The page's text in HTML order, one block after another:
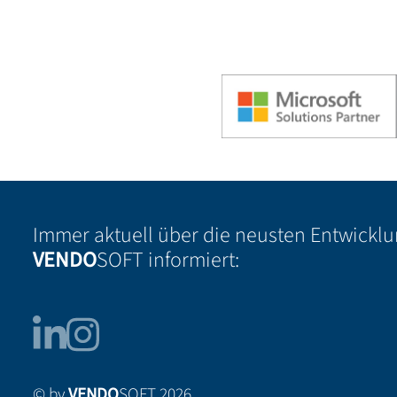
Immer aktuell über die neusten
VENDOSOFT informiert: